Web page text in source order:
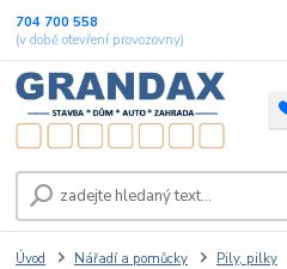
704 700 558
(v době otevření provozovny)
Úvod Nářadí a pomůcky Pily, pilky